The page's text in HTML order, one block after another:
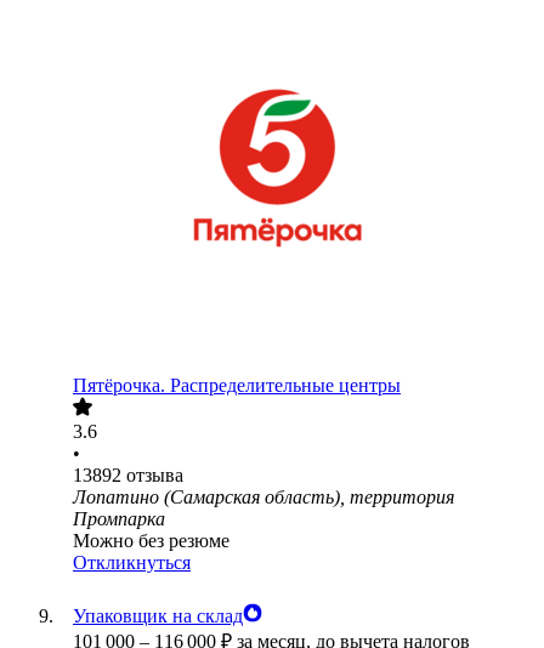
Пятёрочка. Распределительные центры
3.6
•
13892 отзыва
Лопатино (Самарская область), территория
Промпарка
Можно без резюме
Откликнуться
Упаковщик на склад
101 000 – 116 000 ₽ за месяц, до вычета налогов